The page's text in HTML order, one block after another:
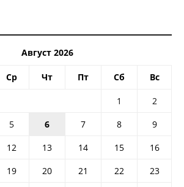
Август 2026
Ср Чт Пт Сб Вс
1
2
5 6 7 8
9
12 13 14 15
16
19 20 21 22 23